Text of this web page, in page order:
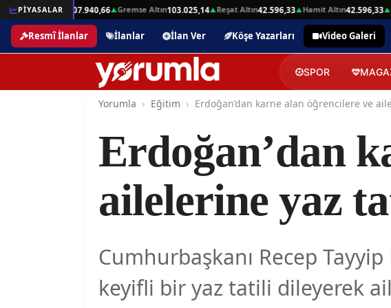
PİYASALAR
▲Beşli Altın207.940,66▲Gremse Altın103.025,14▲Reşat Altın42.596,33▲Hamit Altın42.596,33▲
Resmî İlanlar İlanlar İlan Ver Köşe Yazarları Video Galeri
SPOR
Yorumla Eğitim
Erdoğan’dan
ailelerine yaz
Cumhurbaşkanı Recep
keyifli bir yaz tatili dileyerek